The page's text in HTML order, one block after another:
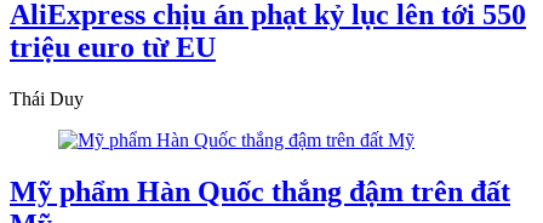
AliExpress chịu án phạt kỷ lục lên tới 550
triệu euro từ EU
Thái Duy
Mỹ phẩm Hàn Quốc thắng đậm trên đất